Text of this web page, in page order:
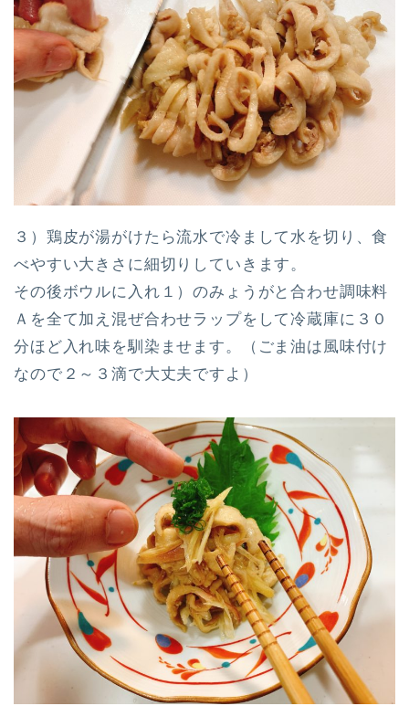
３）鶏皮が湯がけたら流水で冷まして水を切り、食
べやすい大きさに細切りしていきます。
その後ボウルに入れ１）のみょうがと合わせ調味料
Ａを全て加え混ぜ合わせラップをして冷蔵庫に３０
分ほど入れ味を馴染ませます。（ごま油は風味付け
なので２～３滴で大丈夫ですよ）